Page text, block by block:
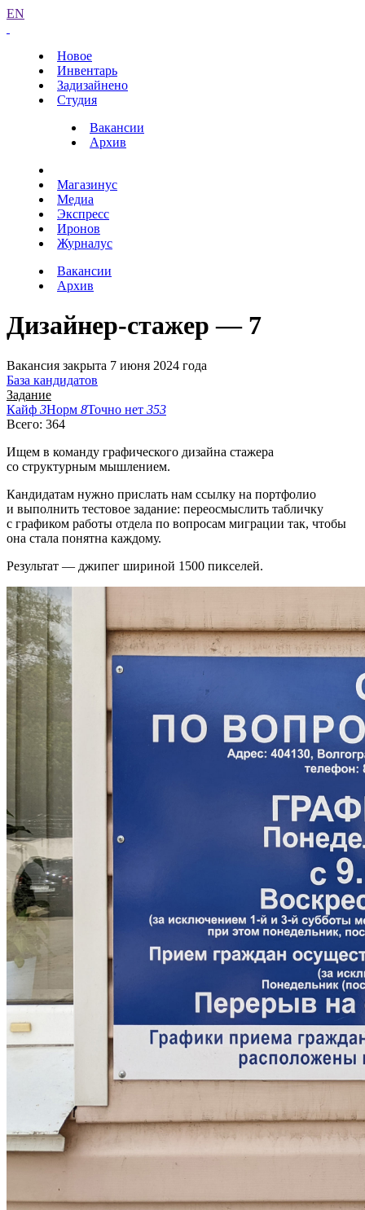
EN
Новое
Инвентарь
Задизайнено
Студия
Вакансии
Архив
Магазинус
Медиа
Экспресс
Иронов
Журналус
Вакансии
Архив
Дизайнер-стажер — 7
Вакансия закрыта 7 июня 2024 года
База кандидатов
Задание
Кайф 3Норм 8Точно нет 353
Всего: 364
Ищем в команду графического дизайна стажера
со структурным мышлением.
Кандидатам нужно прислать нам ссылку на портфолио
и выполнить тестовое задание: переосмыслить табличку
с графиком работы отдела по вопросам миграции так, чтобы
она стала понятна каждому.
Результат — джипег шириной 1500 пикселей.